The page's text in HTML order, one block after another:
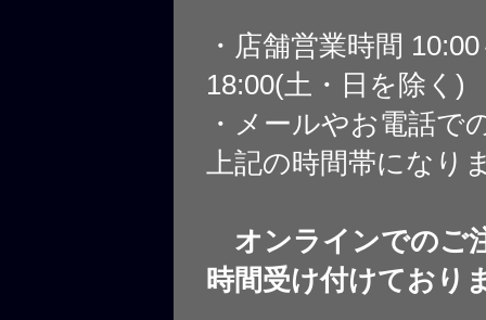
・店舗営業時間
18:00(土・日を除く)
・メールやお電話で
上記の時間帯になり
オンラインでのご
時間受け付けており